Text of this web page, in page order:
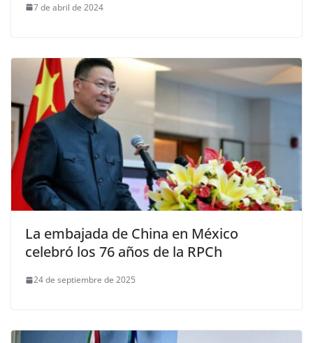
7 de abril de 2024
La embajada de China en México
celebró los 76 años de la RPCh
24 de septiembre de 2025